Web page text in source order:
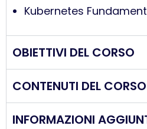
Kubernetes
OBIETTIVI DEL CORSO
CONTENUTI DEL CORSO
INFORMAZIONI